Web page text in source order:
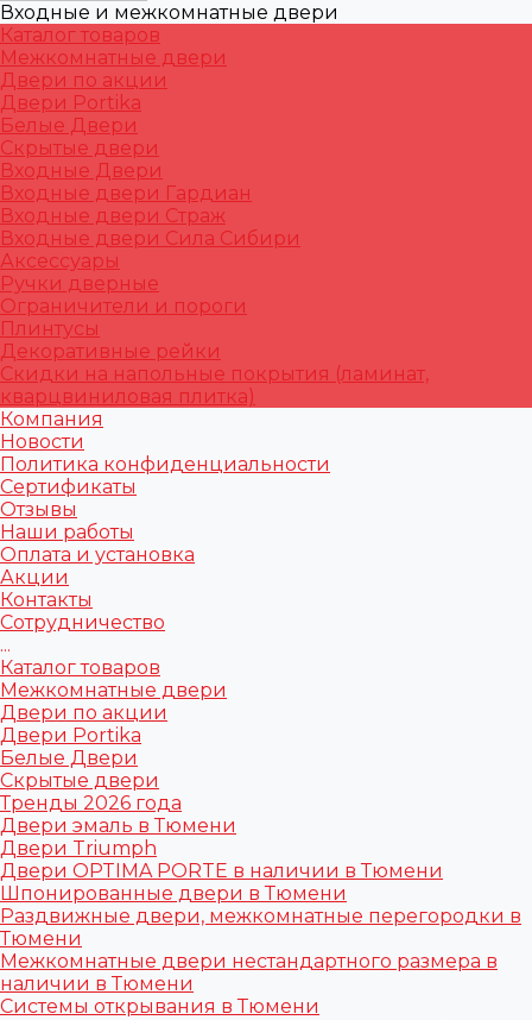
Входные и межкомнатные двери
Каталог товаров
Межкомнатные двери
Двери по акции
Двери Portika
Белые Двери
Скрытые двери
Входные Двери
Входные двери Гардиан
Входные двери Страж
Входные двери Сила Сибири
Аксессуары
Ручки дверные
Ограничители и пороги
Плинтусы
Декоративные рейки
Скидки на напольные покрытия (ламинат,
кварцвиниловая плитка)
Компания
Новости
Политика конфиденциальности
Сертификаты
Отзывы
Наши работы
Оплата и установка
Акции
Контакты
Сотрудничество
...
Каталог товаров
Межкомнатные двери
Двери по акции
Двери Portika
Белые Двери
Скрытые двери
Тренды 2026 года
Двери эмаль в Тюмени
Двери Triumph
Двери OPTIMA PORTE в наличии в Тюмени
Шпонированные двери в Тюмени
Раздвижные двери, межкомнатные перегородки в
Тюмени
Межкомнатные двери нестандартного размера в
наличии в Тюмени
Системы открывания в Тюмени